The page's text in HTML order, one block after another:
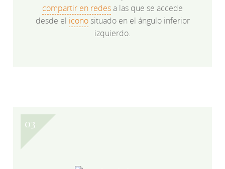
compartir en redesa las que se accede
desde el iconosituado en el ángulo inferior
izquierdo.